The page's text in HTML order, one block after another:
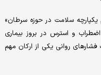
سلامت در حوزه سرطان»
اضطراب و استرس در بروز بیماری
روانی یکی از ارکان مهم